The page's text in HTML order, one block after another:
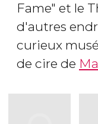
Fame" et le
d'autres
curieux
de cire de